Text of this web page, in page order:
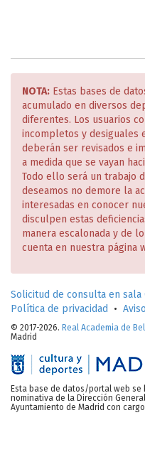
NOTA: Estas bases de
acumulado en diversos
diferentes. Los usuarios
incompletos y desiguales
deberán ser revisados e
a medida que se vayan
Todo ello será un trabajo
deseamos no demore la
interesadas en conocer
disculpen estas
manera escalonada y de
cuenta en nuestra página
Solicitud de consulta en sala
Política de privacidad
•
© 2017-2026. Real Academia de
Madrid
Esta base de datos/portal web
nominativa de la Dirección
Ayuntamiento de Madrid con